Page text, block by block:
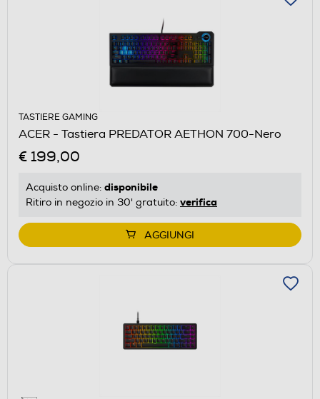
TASTIERE GAMING
ACER - Tastiera PREDATOR AETHON 700-Nero
€ 199,00
Acquisto online: disponibile
Ritiro in negozio in 30' gratuito: verifica
AGGIUNGI